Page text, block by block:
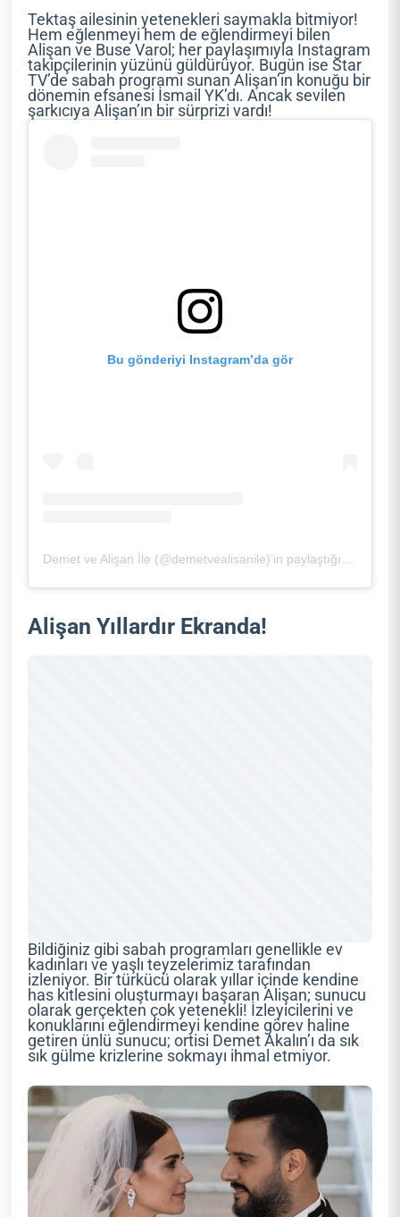
Tektaş ailesinin yetenekleri saymakla bitmiyor!
Hem eğlenmeyi hem de eğlendirmeyi bilen
Alişan ve Buse Varol; her paylaşımıyla Instagram
takipçilerinin yüzünü güldürüyor. Bugün ise Star
TV’de sabah programı sunan Alişan’ın konuğu bir
dönemin efsanesi İsmail YK’dı. Ancak sevilen
şarkıcıya Alişan’ın bir sürprizi vardı!
Bu gönderiyi Instagram’da gör
Alişan Yıllardır Ekranda!
Bildiğiniz gibi sabah programları genellikle ev
kadınları ve yaşlı teyzelerimiz tarafından
izleniyor. Bir türkücü olarak yıllar içinde kendine
has kitlesini oluşturmayı başaran Alişan; sunucu
olarak gerçekten çok yetenekli! İzleyicilerini ve
konuklarını eğlendirmeyi kendine görev haline
getiren ünlü sunucu; ortisi Demet Akalın’ı da sık
sık gülme krizlerine sokmayı ihmal etmiyor.